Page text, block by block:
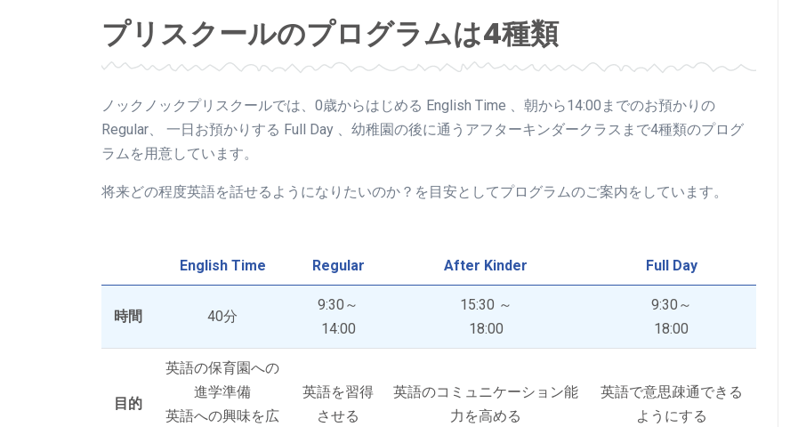
プリスクールのプログラムは4種類
ノックノックプリスクールでは、0歳からはじめる English Time 、朝から14:00までのお預かりの
Regular、 一日お預かりする Full Day 、幼稚園の後に通うアフターキンダークラスまで4種類のプログ
ラムを用意しています。
将来どの程度英語を話せるようになりたいのか？を目安としてプログラムのご案内をしています。
English Time Regular After Kinder Full Day
時間 40分
9:30～
14:00
15:30 ～
18:00
9:30～
18:00
目的
英語の保育園への
進学準備
英語への興味を広
英語を習得
させる
英語のコミュニケーション能
力を高める
英語で意思疎通できる
ようにする
ィンパーティ 2026!
英語で遊ぶハロウィンパーティ―。子供も
さん！
備してお待ちしています。家族みんなで仮
＊仮装は必須ではありませんが、パーティ
ーを盛り上げる為、ワンポイント仮装のご
協力をお願いします。
イベントを見る